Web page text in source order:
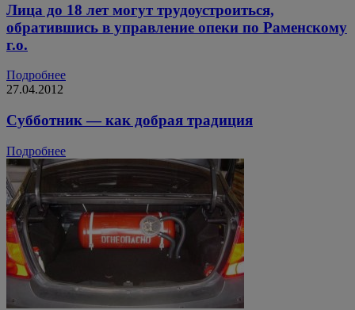
Лица до 18 лет могут трудоустроиться,
обратившись в управление опеки по Раменскому
г.о.
Подробнее
27.04.2012
Субботник — как добрая традиция
Подробнее